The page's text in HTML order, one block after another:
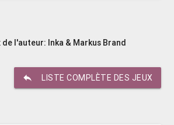
l'auteur: Inka & Markus Brand
reply LISTE COMPLÈTE DES JEUX